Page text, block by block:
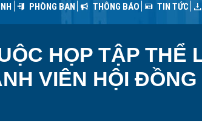
PHÒNG BAN THÔNG BÁO TIN TỨC
HỌP TẬP THỂ
VIÊN HỘI